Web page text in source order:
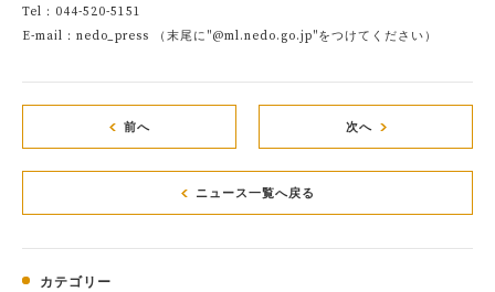
Tel：044-520-5151
E-mail：nedo_press （末尾に"@ml.nedo.go.jp"をつけてください）
前へ 次へ
ニュース一覧へ戻る
カテゴリー